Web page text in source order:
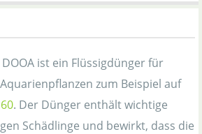
ist ein Flüssigdünger für
zum Beispiel auf
. Der Dünger enthält wichtige
Schädlinge und bewirkt, dass die